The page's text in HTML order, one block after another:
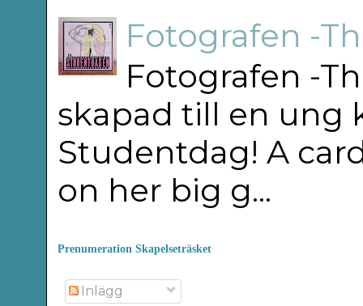
Fotografen -
Fotografen -
skapad till en ung
Studentdag! A
on her big g...
Prenumeration Skapelseträsket
Inlägg